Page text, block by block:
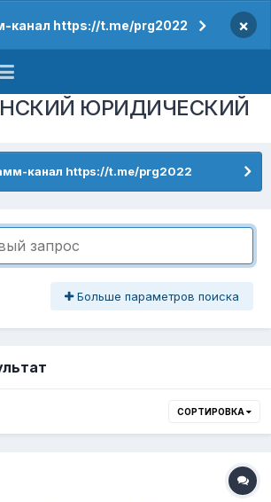
канал https://t.me/prg2022 ×
ЮРИДИЧЕСКИЙ
канал https://t.me/prg2022
Больше параметров поиска
СОРТИРОВКА